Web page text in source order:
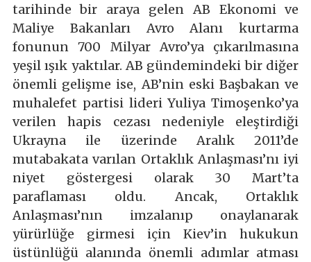
tarihinde bir araya gelen AB Ekonomi ve
Maliye Bakanları Avro Alanı kurtarma
fonunun 700 Milyar Avro’ya çıkarılmasına
yeşil ışık yaktılar. AB gündemindeki bir diğer
önemli gelişme ise, AB’nin eski Başbakan ve
muhalefet partisi lideri Yuliya Timoşenko’ya
verilen hapis cezası nedeniyle eleştirdiği
Ukrayna ile üzerinde Aralık 2011’de
mutabakata varılan Ortaklık Anlaşması’nı iyi
niyet göstergesi olarak 30 Mart’ta
paraflaması oldu. Ancak, Ortaklık
Anlaşması’nın imzalanıp onaylanarak
yürürlüğe girmesi için Kiev’in hukukun
üstünlüğü alanında önemli adımlar atması